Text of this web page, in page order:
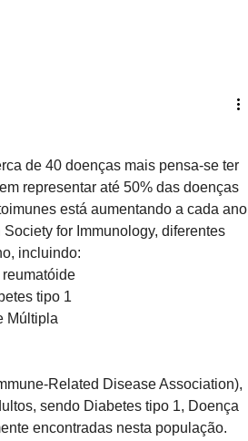
de 40 doenças mais pensa-se ter
representar até 50% das doenças
está aumentando a cada ano
for Immunology, diferentes
incluindo:
tipo 1
Múltipla
Related Disease Association),
sendo Diabetes tipo 1, Doença
encontradas nesta população.